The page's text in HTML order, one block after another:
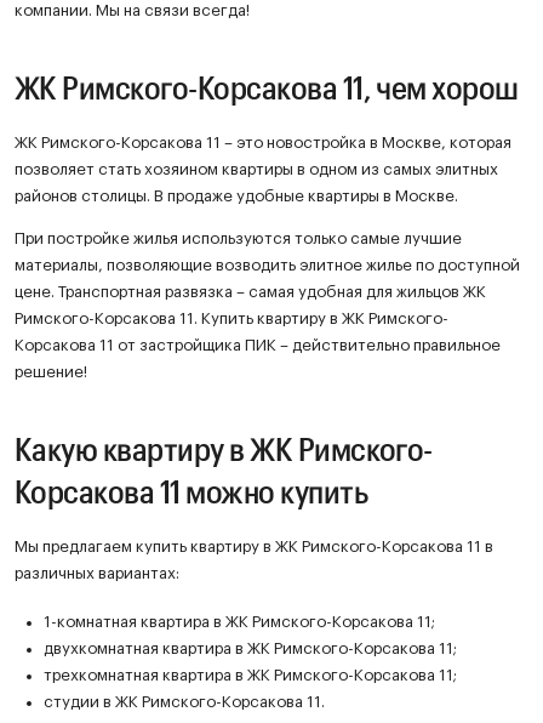
компании. Мы на связи всегда!
ЖК Римского-Корсакова 11, чем хорош
ЖК Римского-Корсакова 11 – это новостройка в Москве, которая
позволяет стать хозяином квартиры в одном из самых элитных
районов столицы. В продаже удобные квартиры в Москве.
При постройке жилья используются только самые лучшие
материалы, позволяющие возводить элитное жилье по доступной
цене. Транспортная развязка – самая удобная для жильцов ЖК
Римского-Корсакова 11. Купить квартиру в ЖК Римского-
Корсакова 11 от застройщика ПИК – действительно правильное
решение!
Какую квартиру в ЖК Римского-
Корсакова 11 можно купить
Мы предлагаем купить квартиру в ЖК Римского-Корсакова 11 в
различных вариантах:
1-комнатная квартира в ЖК Римского-Корсакова 11;
двухкомнатная квартира в ЖК Римского-Корсакова 11;
трехкомнатная квартира в ЖК Римского-Корсакова 11;
студии в ЖК Римского-Корсакова 11.